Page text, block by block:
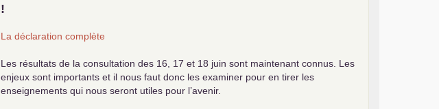
!
La déclaration complète
Les résultats de la consultation des 16, 17 et 18 juin sont maintenant connus. Les
enjeux sont importants et il nous faut donc les examiner pour en tirer les
enseignements qui nous seront utiles pour l’avenir.